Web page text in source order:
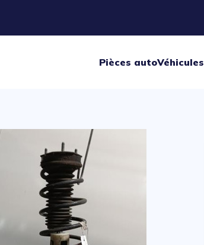
Pièces autoVéhicules